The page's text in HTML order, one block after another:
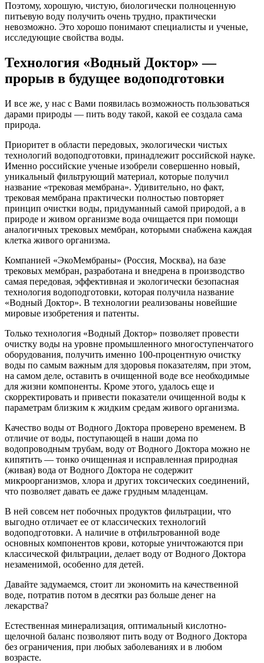
Поэтому, хорошую, чистую, биологически полноценную
питьевую воду получить очень трудно, практически
невозможно. Это хорошо понимают специалисты и ученые,
исследующие свойства воды.
Технология «Водный Доктор» —
прорыв в будущее водоподготовки
И все же, у нас с Вами появилась возможность пользоваться
дарами природы — пить воду такой, какой ее создала сама
природа.
Приоритет в области передовых, экологически чистых
технологий водоподготовки, принадлежит российской науке.
Именно российские ученые изобрели совершенно новый,
уникальный фильтрующий материал, которые получил
название «трековая мембрана». Удивительно, но факт,
трековая мембрана практически полностью повторяет
принцип очистки воды, придуманный самой природой, а в
природе и живом организме вода очищается при помощи
аналогичных трековых мембран, которыми снабжена каждая
клетка живого организма.
Компанией «ЭкоМембраны» (Россия, Москва), на базе
трековых мембран, разработана и внедрена в производство
самая передовая, эффективная и экологически безопасная
технология водоподготовки, которая получила название
«Водный Доктор». В технологии реализованы новейшие
мировые изобретения и патенты.
Только технология «Водный Доктор» позволяет провести
очистку воды на уровне промышленного многоступенчатого
оборудования, получить именно 100-процентную очистку
воды по самым важным для здоровья показателям, при этом,
на самом деле, оставить в очищенной воде все необходимые
для жизни компоненты. Кроме этого, удалось еще и
скорректировать и привести показатели очищенной воды к
параметрам близким к жидким средам живого организма.
Качество воды от Водного Доктора проверено временем. В
отличие от воды, поступающей в наши дома по
водопроводным трубам, воду от Водного Доктора можно не
кипятить — тонко очищенная и исправленная природная
(живая) вода от Водного Доктора не содержит
микроорганизмов, хлора и других токсических соединений,
что позволяет давать ее даже грудным младенцам.
В ней совсем нет побочных продуктов фильтрации, что
выгодно отличает ее от классических технологий
водоподготовки. А наличие в отфильтрованной воде
основных компонентов крови, которые уничтожаются при
классической фильтрации, делает воду от Водного Доктора
незаменимой, особенно для детей.
Давайте задумаемся, стоит ли экономить на качественной
воде, потратив потом в десятки раз больше денег на
лекарства?
Естественная минерализация, оптимальный кислотно-
щелочной баланс позволяют пить воду от Водного Доктора
без ограничения, при любых заболеваниях и в любом
возрасте.